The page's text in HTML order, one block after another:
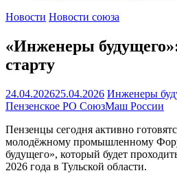
Новости Новости союза
«Инженеры
старту
24.04.202625.04.2026 Инженеры
Пензенское РО СоюзМаш России
Пензенцы сегодня активно
молодёжному промышленному
будущего», который будет
2026 года в Тульской области.